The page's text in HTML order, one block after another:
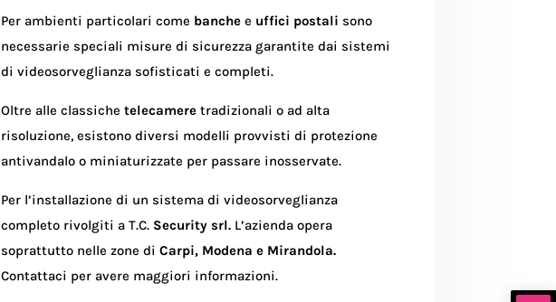
Per ambienti particolari come banchee uffici postali sono
necessarie speciali misure di sicurezza garantite dai sistemi
di videosorveglianza sofisticati e completi.
Oltre alle classichetelecameretradizionali o ad alta
risoluzione, esistono diversi modelli provvisti di protezione
antivandalo o miniaturizzate per passare inosservate.
Per l’installazione di un sistema di videosorveglianza
completo rivolgiti a T.C. Security srl. L’azienda opera
soprattutto nelle zone diCarpi, Modena e Mirandola.
Contattaci per avere maggiori informazioni.